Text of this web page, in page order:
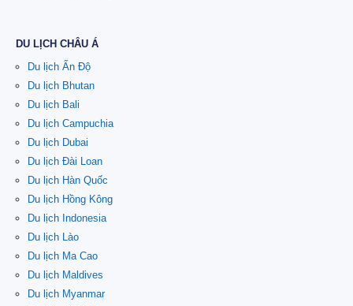
DU LỊCH CHÂU Á
Du lịch Ấn Độ
Du lịch Bhutan
Du lịch Bali
Du lịch Campuchia
Du lịch Dubai
Du lịch Đài Loan
Du lịch Hàn Quốc
Du lịch Hồng Kông
Du lịch Indonesia
Du lịch Lào
Du lịch Ma Cao
Du lịch Maldives
Du lịch Myanmar